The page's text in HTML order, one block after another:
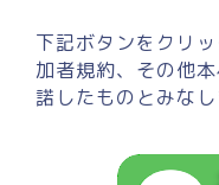
下記ボタンをクリ
加者規約、その他
諾したものとみなし